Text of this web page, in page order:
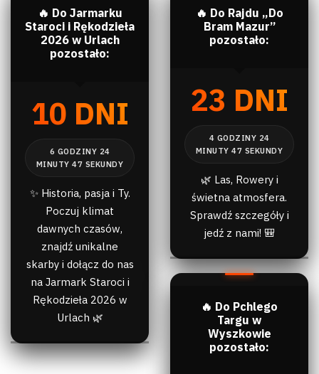
🔥 Do Jarmarku
Staroci i Rękodzieła
2026 w Urlach
pozostało:
10 DNI
✨ Historia, pasja i Ty.
Poczuj klimat
dawnych czasów,
znajdź unikalne
skarby i dołącz do nas
na Jarmark Staroci i
Rękodzieła 2026 w
Urlach 🌿
🔥 Do Rajdu „Do
Bram Mazur”
pozostało:
23 DNI
🌿 Las, Rowery i
świetna atmosfera.
Sprawdź szczegóły i
jedź z nami! 🎒
🔥 Do Pchlego
Targu w
Wyszkowie
pozostało: